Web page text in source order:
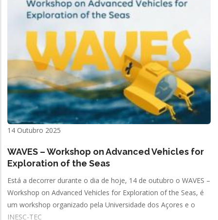
14 Outubro 2025
WAVES – Workshop on Advanced Vehicles for
Exploration of the Seas
Está a decorrer durante o dia de hoje, 14 de outubro o WAVES –
Workshop on Advanced Vehicles for Exploration of the Seas, é
um workshop organizado pela Universidade dos Açores e o
INESC-TEC